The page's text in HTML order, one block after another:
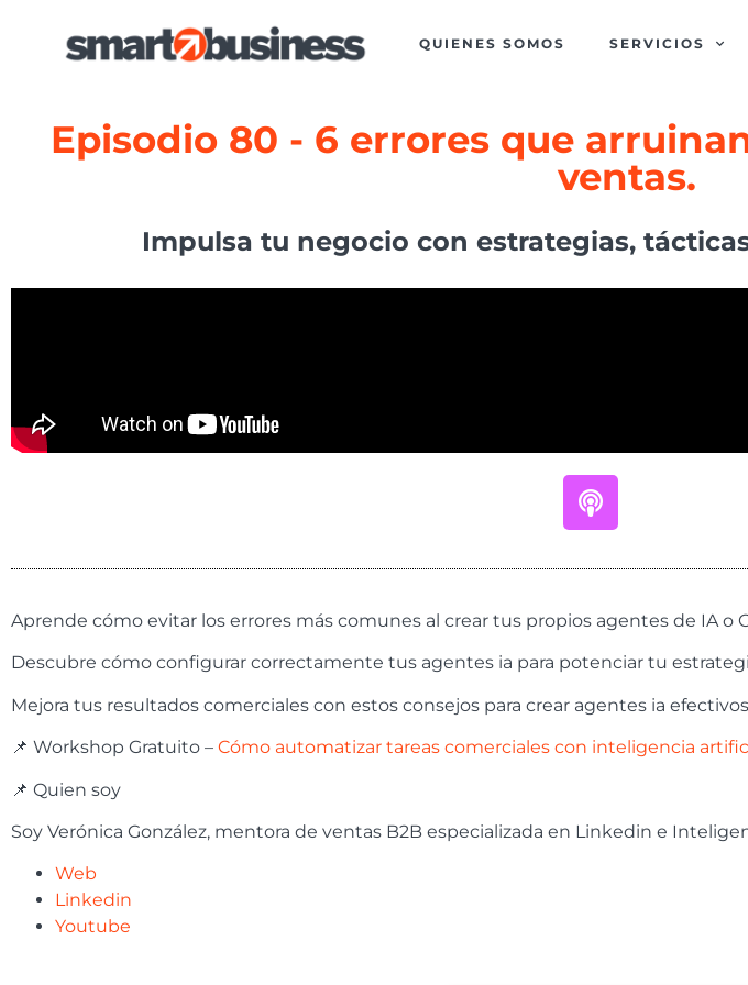
QUIENES SOMOS SERVICIOS
Episodio 80 - 6 errores que
ventas.
Impulsa tu negocio con estrategias,
Aprende cómo evitar los errores más comunes al crear tus propios agentes de IA o
Descubre cómo configurar correctamente tus agentes ia para potenciar tu
Mejora tus resultados comerciales con estos consejos para crear agentes ia
📌 Workshop Gratuito – Cómo automatizar tareas comerciales con inteligencia
📌 Quien soy
Soy Verónica González, mentora de ventas B2B especializada en Linkedin e
Web
Linkedin
Youtube